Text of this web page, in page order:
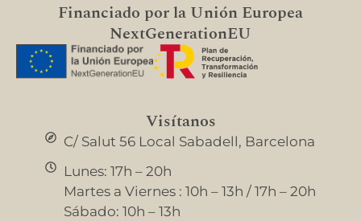
Financiado por la Unión Europea
NextGenerationEU
Visítanos
C/ Salut 56 Local Sabadell, Barcelona
Lunes: 17h – 20h
Martes a Viernes : 10h – 13h / 17h – 20h
Sábado: 10h – 13h